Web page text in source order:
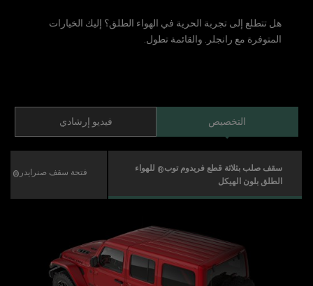
هل تتطلع إلى تجربة الحرية في الهواء الطلق؟ إليك الخيارات
المتوفرة مع رانجلر. والقائمة تطول.
التخصيص فيديو إرشادي
سقف صلب بثلاثة قطع فريدوم توب® للهواء
الطلق بلون الهيكل
فتحة سقف صنرايدر ®